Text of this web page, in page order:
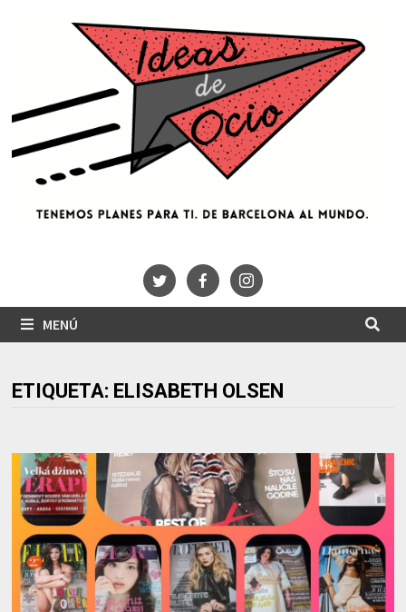
MENÚ
ETIQUETA: ELISABETH OLSEN